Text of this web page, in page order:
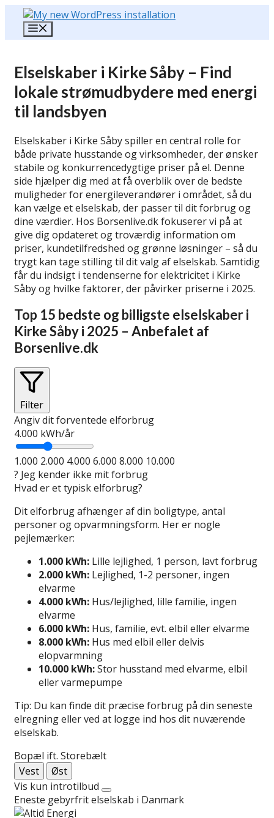
Hop
indhold
Elselskaber i Kirke Såby – Find
lokale strømudbydere med energi
til landsbyen
Elselskaber i Kirke Såby spiller en central rolle for
både private husstande og virksomheder, der ønsker
stabile og konkurrencedygtige priser på el. Denne
side hjælper dig med at få overblik over de bedste
muligheder for energileverandører i området, så du
kan vælge et elselskab, der passer til dit forbrug og
dine værdier. Hos Borsenlive.dk fokuserer vi på at
give dig opdateret og troværdig information om
priser, kundetilfredshed og grønne løsninger – så du
trygt kan tage stilling til dit valg af elselskab. Samtidig
får du indsigt i tendenserne for elektricitet i Kirke
Såby og hvilke faktorer, der påvirker priserne i 2025.
Top 15 bedste og billigste elselskaber i
Kirke Såby i 2025 – Anbefalet af
Borsenlive.dk
Filter
Angiv dit forventede elforbrug
4.000 kWh/år
1.000 2.000 4.000 6.000 8.000 10.000
? Jeg kender ikke mit forbrug
Hvad er et typisk elforbrug?
Dit elforbrug afhænger af din boligtype, antal
personer og opvarmningsform. Her er nogle
pejlemærker:
1.000 kWh: Lille lejlighed, 1 person, lavt forbrug
2.000 kWh: Lejlighed, 1-2 personer, ingen
elvarme
4.000 kWh: Hus/lejlighed, lille familie, ingen
elvarme
6.000 kWh: Hus, familie, evt. elbil eller elvarme
8.000 kWh: Hus med elbil eller delvis
elopvarmning
10.000 kWh:Stor husstand med elvarme, elbil
eller varmepumpe
Tip: Du kan finde dit præcise forbrug på din seneste
elregning eller ved at logge ind hos dit nuværende
elselskab.
Bopæl ift. Storebælt
Vest
Øst
Vis kun introtilbud
Eneste gebyrfrit elselskab i Danmark